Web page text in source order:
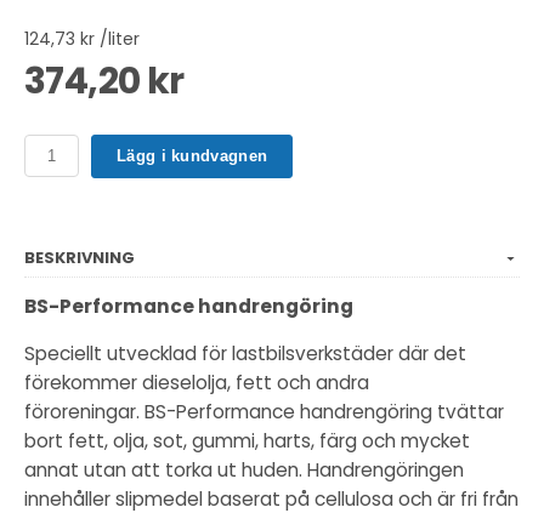
124,73 kr /liter
374,20 kr
Lägg i kundvagnen
BESKRIVNING
BS-Performance handrengöring
Speciellt utvecklad för lastbilsverkstäder där det
förekommer dieselolja, fett och andra
föroreningar. BS-Performance handrengöring tvättar
bort fett, olja, sot, gummi, harts, färg och mycket
annat utan att torka ut huden. Handrengöringen
innehåller slipmedel baserat på cellulosa och är fri från